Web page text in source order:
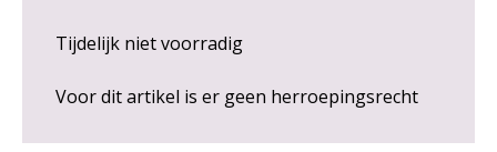
Tijdelijk niet voorradig
Voor dit artikel is er geen herroepingsrecht